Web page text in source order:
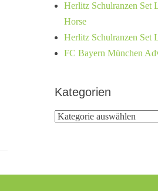
Herlitz Schulranzen Set
Horse
Herlitz Schulranzen Set
FC Bayern München
Kategorien
Kategorien